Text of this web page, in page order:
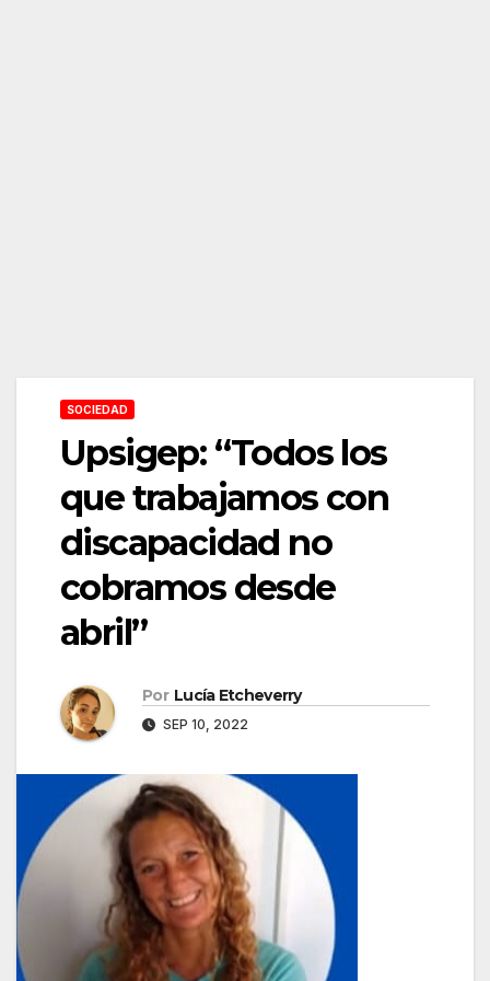
SOCIEDAD
Upsigep: “Todos los
que trabajamos con
discapacidad no
cobramos desde
abril”
Por Lucía Etcheverry
SEP 10, 2022